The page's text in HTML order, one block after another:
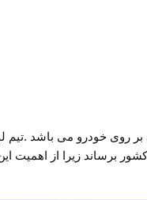
خودرو می باشد .تیم
نماید و به دست شما عزیزان در سرتاسر